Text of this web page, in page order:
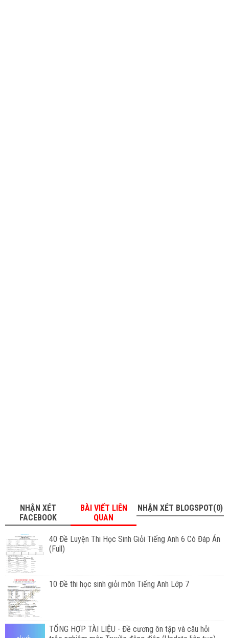
NHẬN XÉT
FACEBOOK
BÀI VIẾT LIÊN
QUAN
NHẬN XÉT BLOGSPOT(0)
40 Đề Luyện Thi Học Sinh Giỏi Tiếng Anh 6 Có Đáp Án
(Full)
10 Đề thi học sinh giỏi môn Tiếng Anh Lớp 7
TỔNG HỢP TÀI LIỆU - Đề cương ôn tập và câu hỏi